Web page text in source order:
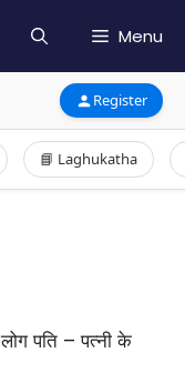
Menu
Register
📘 Laghukatha
पति – पत्नी के